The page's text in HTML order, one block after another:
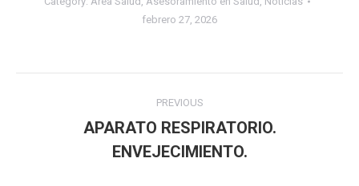
febrero 27, 2026
navigation
PREVIOUS
Previous
post:
APARATO RESPIRATORIO.
ENVEJECIMIENTO.